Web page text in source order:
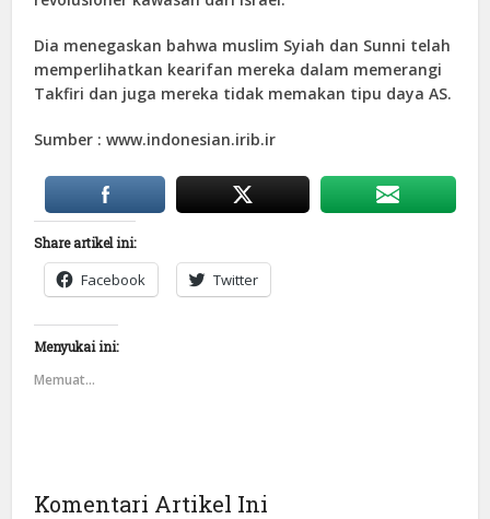
Dia menegaskan bahwa muslim Syiah dan Sunni telah
memperlihatkan kearifan mereka dalam memerangi
Takfiri dan juga mereka tidak memakan tipu daya AS.
Sumber : www.indonesian.irib.ir
Share artikel ini:
Facebook Twitter
Menyukai ini:
Memuat...
Komentari Artikel Ini